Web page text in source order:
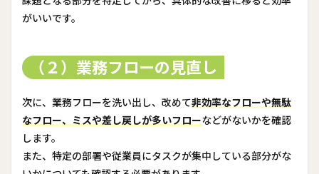
がいいです。
（２）業務フローの見直し
次に、業務フローを洗い出し、改めて非効率なフローや無駄
なフロー、ミスや差し戻しが多いフローなどがないかを確認
します。
また、特定の部署や従業員にタスクが集中している部分がな